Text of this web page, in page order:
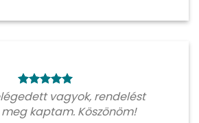
vagyok, rendelést
kaptam. Köszönöm!